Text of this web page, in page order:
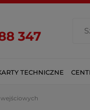
347
TECHNICZNE